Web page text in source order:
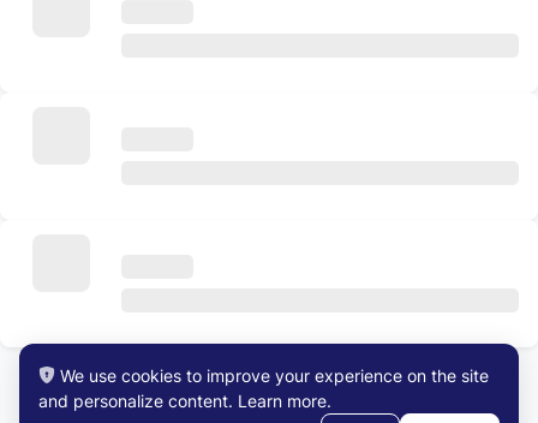
We use cookies to improve your experience on the site
and personalize content. Learn more.